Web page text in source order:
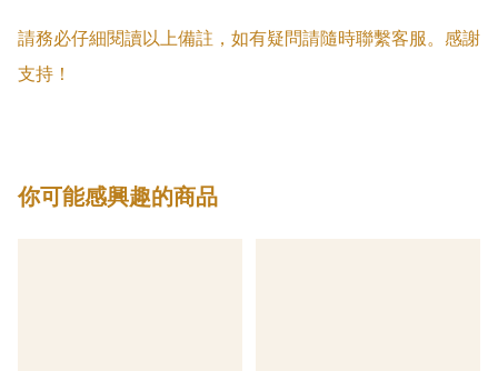
請務必仔細閱讀以上備註，如有疑問請隨時聯繫客服。感謝
支持！
你可能感興趣的商品